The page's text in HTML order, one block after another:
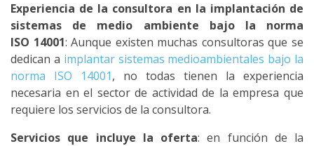
Experiencia de la consultora en la implantación de
sistemas de medio ambiente bajo la norma
ISO 14001: Aunque existen muchas consultoras que se
dedican a implantar sistemas medioambientales bajo la
norma ISO 14001, no todas tienen la experiencia
necesaria en el sector de actividad de la empresa que
requiere los servicios de la consultora.
Servicios que incluye la oferta: en función de la